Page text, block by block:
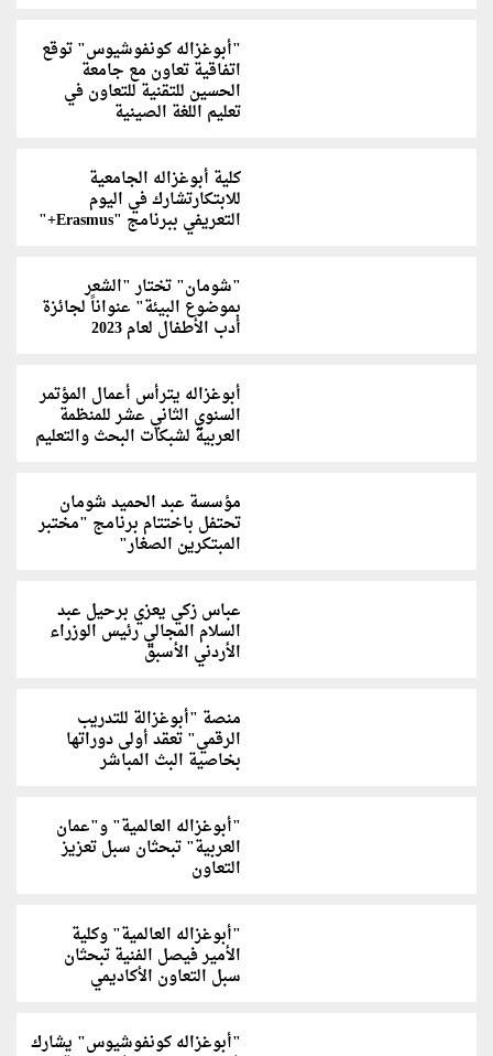
"أبوغزاله كونفوشيوس" توقع
اتفاقية تعاون مع جامعة
الحسين للتقنية للتعاون في
تعليم اللغة الصينية
كلية أبوغزاله الجامعية
للابتكارتشارك في اليوم
التعريفي ببرنامج "Erasmus+"
"شومان" تختار "الشعر
بموضوع البيئة" عنواناً لجائزة
أدب الأطفال لعام 2023
أبوغزاله يترأس أعمال المؤتمر
السنوي الثاني عشر للمنظمة
العربية لشبكات البحث والتعليم
مؤسسة عبد الحميد شومان
تحتفل باختتام برنامج "مختبر
المبتكرين الصغار"
عباس زكي يعزي برحيل عبد
السلام المجالي رئيس الوزراء
الأردني الأسبق
منصة "أبوغزالة للتدريب
الرقمي" تعقد أولى دوراتها
بخاصية البث المباشر
"أبوغزاله العالمية" و"عمان
العربية" تبحثان سبل تعزيز
التعاون
"أبوغزاله العالمية" وكلية
الأمير فيصل الفنية تبحثان
سبل التعاون الأكاديمي
"أبوغزاله كونفوشيوس" يشارك